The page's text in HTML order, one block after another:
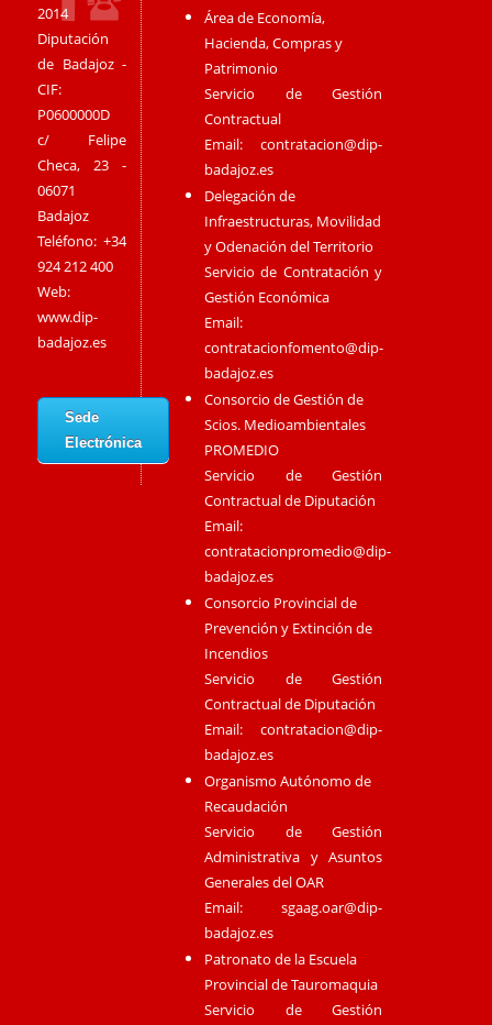
2014
Diputación
de Badajoz -
CIF:
P0600000D
c/ Felipe
Checa, 23 -
06071
Badajoz
Teléfono: +34
924 212 400
Web:
www.dip-
badajoz.es
Sede
Electrónica
Área de Economía,
Hacienda, Compras y
Patrimonio
Servicio de Gestión
Contractual
Email:contratacion@dip-
badajoz.es
Delegación de
Infraestructuras, Movilidad
y Odenación del Territorio
Servicio de Contratación y
Gestión Económica
Email:
contratacionfomento@dip-
badajoz.es
Consorcio de Gestión de
Scios. Medioambientales
PROMEDIO
Servicio de Gestión
Contractual de Diputación
Email:
contratacionpromedio@dip-
badajoz.es
Consorcio Provincial de
Prevención y Extinción de
Incendios
Servicio de Gestión
Contractual de Diputación
Email:contratacion@dip-
badajoz.es
Organismo Autónomo de
Recaudación
Servicio de Gestión
Administrativa y Asuntos
Generales del OAR
Email:sgaag.oar@dip-
badajoz.es
Patronato de la Escuela
Provincial de Tauromaquia
Servicio de Gestión